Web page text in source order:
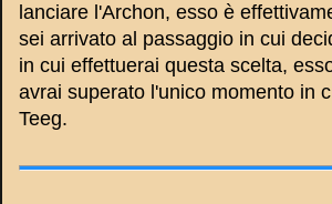
lanciare l'Archon, esso è
sei arrivato al passaggio in cui
in cui effettuerai questa scelta,
avrai superato l'unico momento in
Teeg.